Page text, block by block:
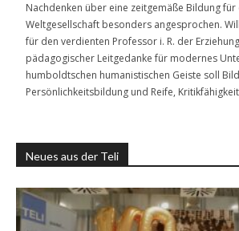
Nachdenken über eine zeitgemäße Bildung für
Weltgesellschaft besonders angesprochen.
für den verdienten Professor i. R. der
pädagogischer Leitgedanke für modernes
humboldtschen humanistischen Geiste soll
Persönlichkeitsbildung und Reife,
Neues aus der Teli